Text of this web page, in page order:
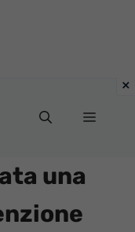
Menu
una